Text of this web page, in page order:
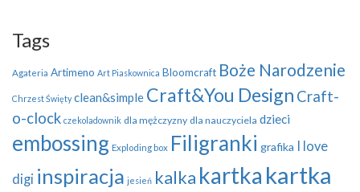
Tags
Agateria Artimeno Art Piaskownica Bloomcraft Boże Narodzenie
Chrzest Święty clean&simple Craft&You Design Craft-
o-clock czekoladownik dla mężczyzny dla nauczyciela dzieci
embossing Exploding box Filigranki grafika I love
digi inspiracja jesień kalka kartka kartka